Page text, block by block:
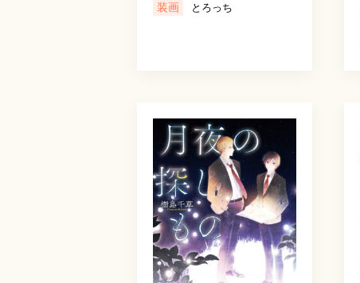
装画 とろっち